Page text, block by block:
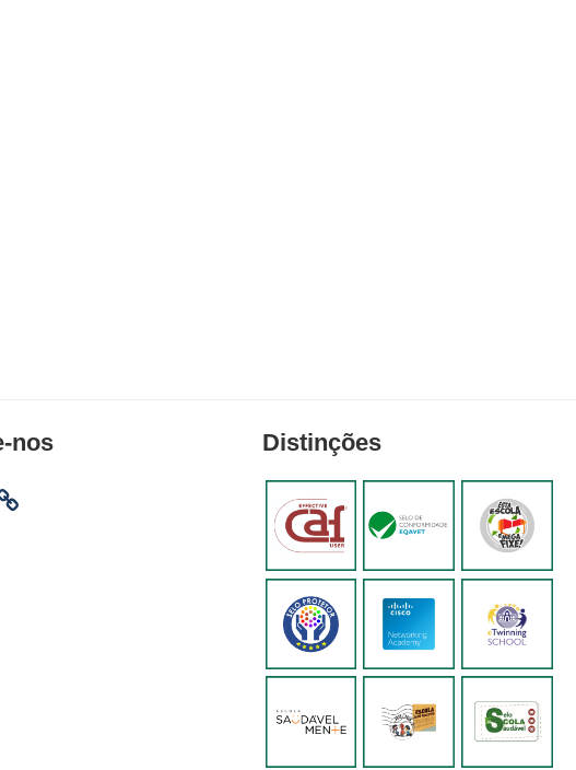
nos Distinções